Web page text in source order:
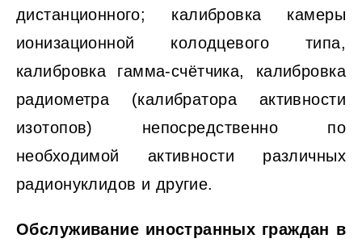
дистанционного; калибровка камеры
ионизационной колодцевого типа,
калибровка гамма-счётчика, калибровка
радиометра (калибратора активности
изотопов) непосредственно по
необходимой активности различных
радионуклидов и другие.
Обслуживание иностранных граждан в